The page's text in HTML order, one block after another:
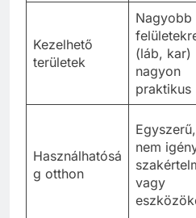
Kezelhető
területek
Nagyobb
(láb, kar)
nagyon
praktikus
Használhatósá
g otthon
Egyszerű,
nem
vagy